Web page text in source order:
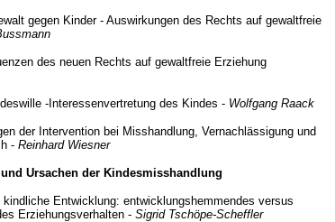
gegen Kinder - Auswirkungen des Rechts auf gewaltfreie
des neuen Rechts auf gewaltfreie Erziehung
-Interessenvertretung des Kindes - Wolfgang Raack
der Intervention bei Misshandlung, Vernachlässigung und
- Reinhard Wiesner
Ursachen der Kindesmisshandlung
Entwicklung: entwicklungshemmendes versus
Erziehungsverhalten - Sigrid Tschöpe-Scheffler